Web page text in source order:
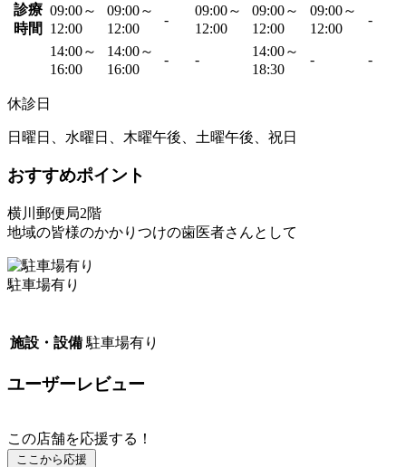
診療
時間
09:00～
12:00
09:00～
12:00
-
09:00～
12:00
09:00～
12:00
09:00～
12:00
-
14:00～
16:00
14:00～
16:00
- -
14:00～
18:30
- -
休診日
日曜日、水曜日、木曜午後、土曜午後、祝日
おすすめポイント
横川郵便局2階
地域の皆様のかかりつけの歯医者さんとして
駐車場有り
施設・設備 駐車場有り
ユーザーレビュー
この店舗を応援する！
ここから応援